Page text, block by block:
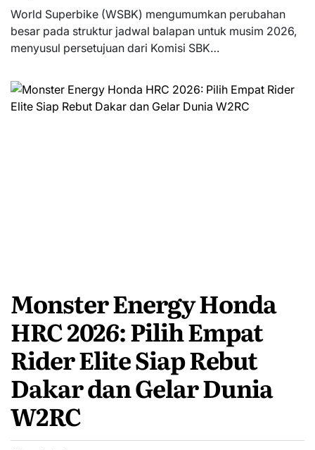
World Superbike (WSBK) mengumumkan perubahan
besar pada struktur jadwal balapan untuk musim 2026,
menyusul persetujuan dari Komisi SBK…
Monster Energy Honda
HRC 2026: Pilih Empat
Rider Elite Siap Rebut
Dakar dan Gelar Dunia
W2RC